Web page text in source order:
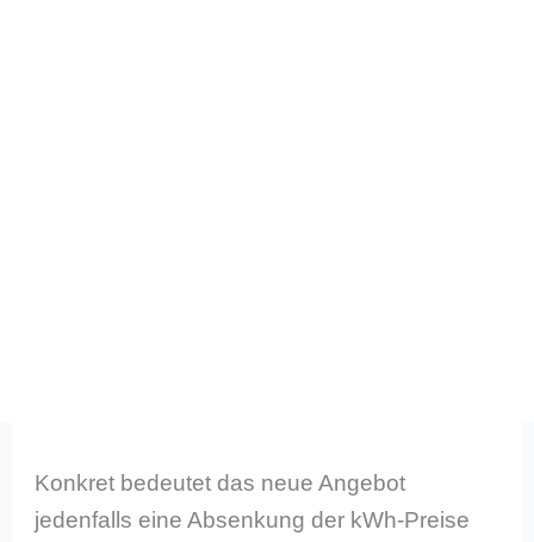
Konkret bedeutet das neue Angebot
jedenfalls eine Absenkung der kWh-Preise